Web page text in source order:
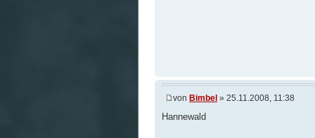
von Bimbel » 25.11.2008, 11:38
Hannewald